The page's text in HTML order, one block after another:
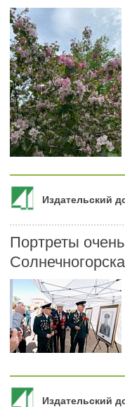
Издательский
Портреты
Издательский